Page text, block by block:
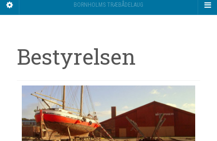
BORNHOLMS TRÆBÅDELAUG
Bestyrelsen